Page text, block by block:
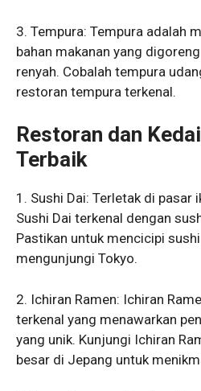
3. Tempura: Tempura adalah
bahan makanan yang
renyah. Cobalah tempura
restoran tempura terkenal.
Restoran dan
Terbaik
1. Sushi Dai: Terletak di pasar
Sushi Dai terkenal dengan
Pastikan untuk mencicipi
mengunjungi Tokyo.
2. Ichiran Ramen: Ichiran
terkenal yang menawarkan
yang unik. Kunjungi Ichiran
besar di Jepang untuk